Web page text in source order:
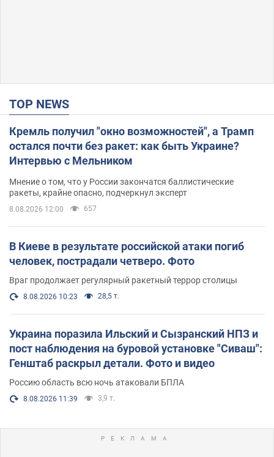
TOP NEWS
Кремль получил "окно возможностей", а Трамп
остался почти без ракет: как быть Украине?
Интервью с Мельником
Мнение о том, что у России закончатся баллистические
ракеты, крайне опасно, подчеркнул эксперт
8.08.2026 12:00 657
В Киеве в результате российской атаки погиб
человек, пострадали четверо. Фото
Враг продолжает регулярный ракетный террор столицы
8.08.2026 10:23 28,5 т.
Украина поразила Ильский и Сызранский НПЗ и
пост наблюдения на буровой установке "Сиваш":
Генштаб раскрыл детали. Фото и видео
Россию область всю ночь атаковали БПЛА
8.08.2026 11:39 3,9 т.